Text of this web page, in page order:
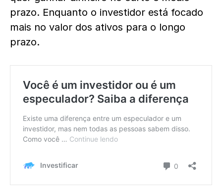
prazo. Enquanto o investidor está focado
mais no valor dos ativos para o longo
prazo.